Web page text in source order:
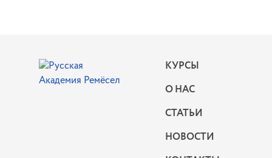
КУРСЫ
О НАС
СТАТЬИ
НОВОСТИ